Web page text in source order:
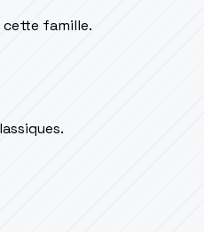
cette famille.